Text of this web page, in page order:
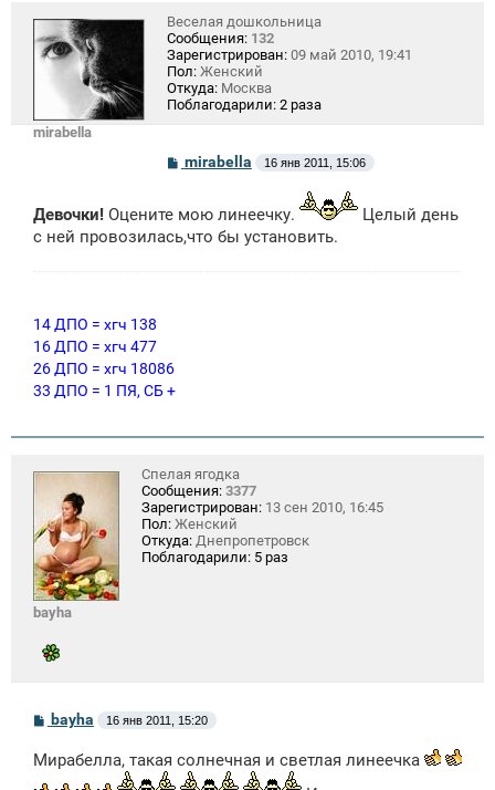
mirabella
Веселая дошкольница
Сообщения: 132
Зарегистрирован: 09 май 2010, 19:41
Пол: Женский
Откуда: Москва
Поблагодарили: 2 раза
С
о
щ
е
mirabella 16 янв 2011, 15:06
Девочки! Оцените мою линеечку.
Целый день
с ней провозилась,что бы установить.
14 ДПО = хгч 138
16 ДПО = хгч 477
26 ДПО = хгч 18086
33 ДПО = 1 ПЯ, СБ +
bayha
Спелая ягодка
Сообщения: 3377
Зарегистрирован: 13 сен 2010, 16:45
Пол: Женский
Откуда: Днепропетровск
Поблагодарили: 5 раз
С
о
б
bayha 16 янв 2011, 15:20
Мирабелла, такая солнечная и светлая линеечка